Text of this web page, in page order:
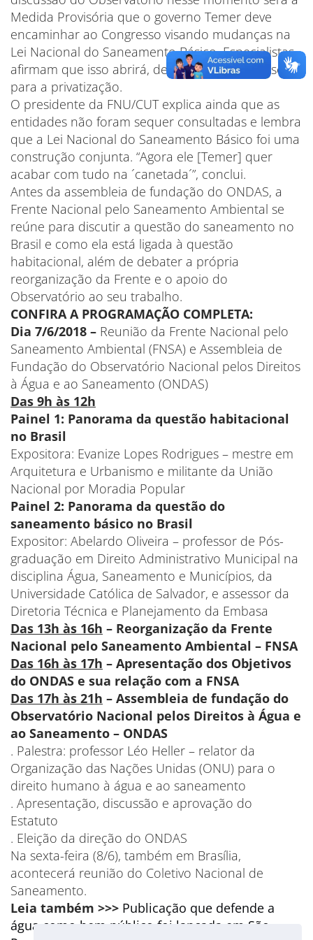
Medida Provisória que o governo Temer deve
encaminhar ao Congresso visando mudanças na
Lei Nacional do Saneamento Básico. Especialistas
afirmam que isso abrirá, de vez, as portas do setor
para a privatização.
O presidente da FNU/CUT explica ainda que as
entidades não foram sequer consultadas e lembra
que a Lei Nacional do Saneamento Básico foi uma
construção conjunta. “Agora ele [Temer] quer
acabar com tudo na ´canetada´”, conclui.
Antes da assembleia de fundação do ONDAS, a
Frente Nacional pelo Saneamento Ambiental se
reúne para discutir a questão do saneamento no
Brasil e como ela está ligada à questão
habitacional, além de debater a própria
reorganização da Frente e o apoio do
Observatório ao seu trabalho.
CONFIRA A PROGRAMAÇÃO COMPLETA:
Dia 7/6/2018 – Reunião da Frente Nacional pelo
Saneamento Ambiental (FNSA) e Assembleia de
Fundação do Observatório Nacional pelos Direitos
à Água e ao Saneamento (ONDAS)
Das 9h às 12h
Painel 1: Panorama da questão habitacional
no Brasil
Expositora: Evanize Lopes Rodrigues – mestre em
Arquitetura e Urbanismo e militante da União
Nacional por Moradia Popular
Painel 2: Panorama da questão do
saneamento básico no Brasil
Expositor: Abelardo Oliveira – professor de Pós-
graduação em Direito Administrativo Municipal na
disciplina Água, Saneamento e Municípios, da
Universidade Católica de Salvador, e assessor da
Diretoria Técnica e Planejamento da Embasa
Das 13h às 16h – Reorganização da Frente
Nacional pelo Saneamento Ambiental – FNSA
Das 16h às 17h – Apresentação dos Objetivos
do ONDAS e sua relação com a FNSA
Das 17h às 21h – Assembleia de fundação do
Observatório Nacional pelos Direitos à Água e
ao Saneamento – ONDAS
. Palestra: professor Léo Heller – relator da
Organização das Nações Unidas (ONU) para o
direito humano à água e ao saneamento
. Apresentação, discussão e aprovação do
Estatuto
. Eleição da direção do ONDAS
Na sexta-feira (8/6), também em Brasília,
acontecerá reunião do Coletivo Nacional de
Saneamento.
Leia também >>> Publicação que defende a
água como bem público foi lançada em São